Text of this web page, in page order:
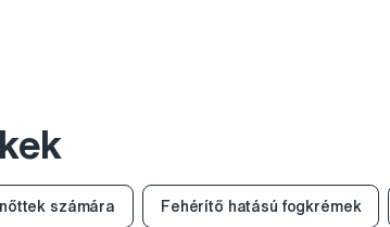
számára Fehérítő hatású fogkrémek